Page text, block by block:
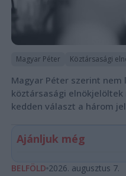
Magyar Péter Köztársasági
Magyar Péter szerint nem
köztársasági
kedden választ a három
Ajánljuk még
BELFÖLD 2026. augusztus 7.